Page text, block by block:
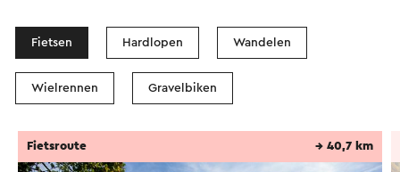
Fietsen Hardlopen Wandelen
Wielrennen Gravelbiken
Fietsroute → 40,7 km